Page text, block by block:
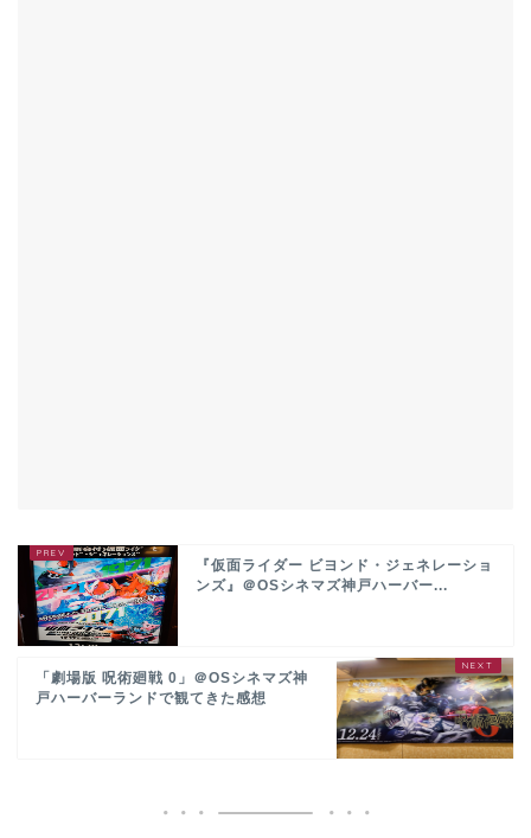
『仮面ライダー ビヨンド・ジェネレーショ
ンズ』＠OSシネマズ神戸ハーバー...
「劇場版 呪術廻戦 0」＠OSシネマズ神
戸ハーバーランドで観てきた感想